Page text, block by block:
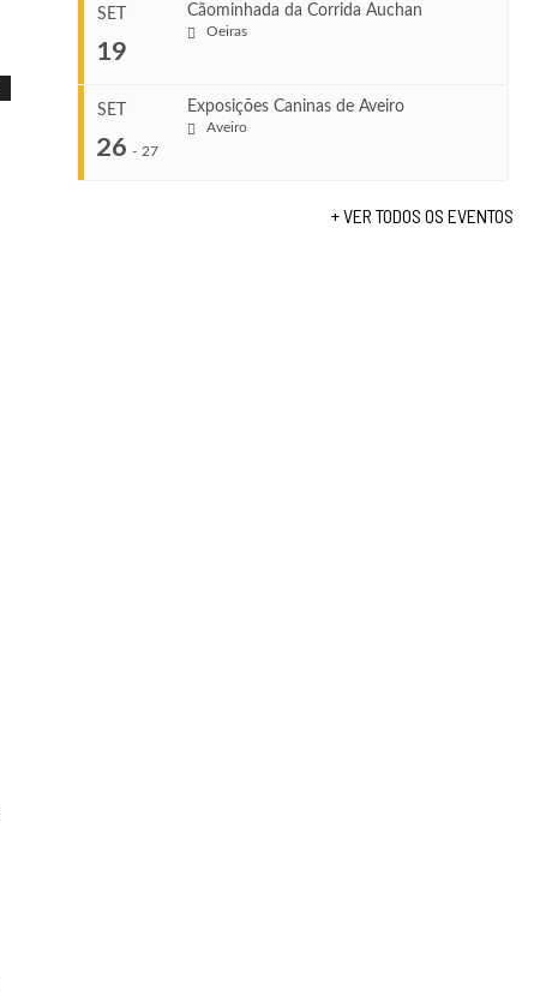
Ago 23, 2026
VENUE
Set 11, 2026
Set 12, 2026
VENUE
COMEÇA
SET
19
Cãominhada da Corrida Auchan
Oeiras
SET
26 - 27
Exposições Caninas de Aveiro
Aveiro
+ VER TODOS OS EVENTOS